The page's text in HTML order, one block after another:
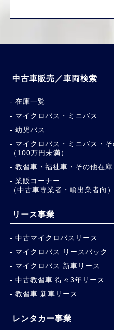
中古車販売／車両検索
在庫一覧
マイクロバス・ミニバス
幼児バス
マイクロバス・ミニバス・
（100万円未満）
教習車・福祉車・その他在庫
業販コーナー
（中古車専業者・輸出業者向）
リース事業
中古マイクロバスリース
マイクロバス リースバック
マイクロバス 新車リース
中古教習車 得々3年リース
教習車 新車リース
レンタカー事業